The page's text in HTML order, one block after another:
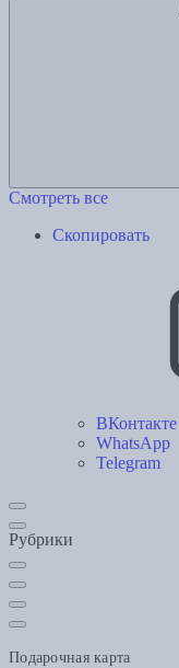
Смотреть все
Скопировать
ВКонтакте
WhatsApp
Telegram
Рубрики
Подарочная карта